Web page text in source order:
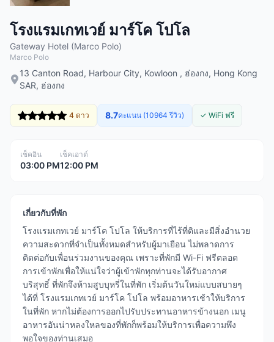
โรงแรมเกทเวย์ มาร์โค โปโล
Gateway Hotel (Marco Polo)
Marco Polo
13 Canton Road, Harbour City, Kowloon , ฮ่องกง, Hong Kong
SAR, ฮ่องกง
4 ดาว 8.7คะแนน (10964 รีวิว) ✓ WiFi ฟรี
เช็คอิน
03:00 PM
เช็คเอาต์
12:00 PM
เกี่ยวกับที่พัก
โรงแรมเกทเวย์ มาร์โค โปโล ให้บริการที่ไร้ที่ติและมีสิ่งอำนวย
ความสะดวกที่จำเป็นทั้งหมดสำหรับผู้มาเยือน ไม่พลาดการ
ติดต่อกับเพื่อนร่วมงานของคุณ เพราะที่พักมี Wi-Fi ฟรีตลอด
การเข้าพักเพื่อให้แน่ใจว่าผู้เข้าพักทุกท่านจะได้รับอากาศ
บริสุทธิ์ ที่พักจึงห้ามสูบบุหรี่ในที่พัก เริ่มต้นวันใหม่แบบสบายๆ
ได้ที่ โรงแรมเกทเวย์ มาร์โค โปโล พร้อมอาหารเช้าให้บริการ
ในที่พัก หากไม่ต้องการออกไปรับประทานอาหารข้างนอก เมนู
อาหารอันน่าหลงใหลของที่พักก็พร้อมให้บริการเพื่อความพึง
พอใจของท่านเสมอ